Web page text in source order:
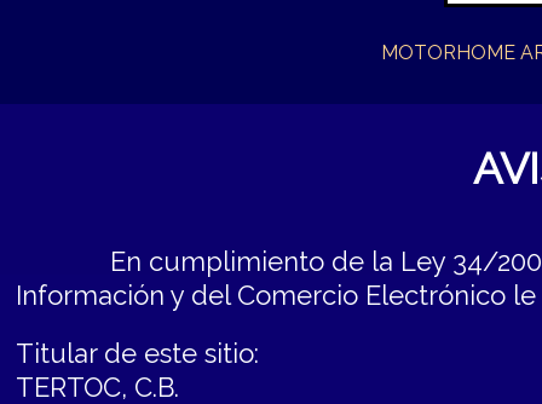
MOTORHOME
En cumplimiento de la Ley 34/2002,
Información y del Comercio Electrónico
Titular de este sitio:
TERTOC, C.B.